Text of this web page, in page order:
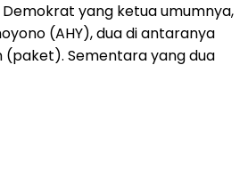
yang ketua umumnya,
(AHY), dua di antaranya
(paket). Sementara yang dua